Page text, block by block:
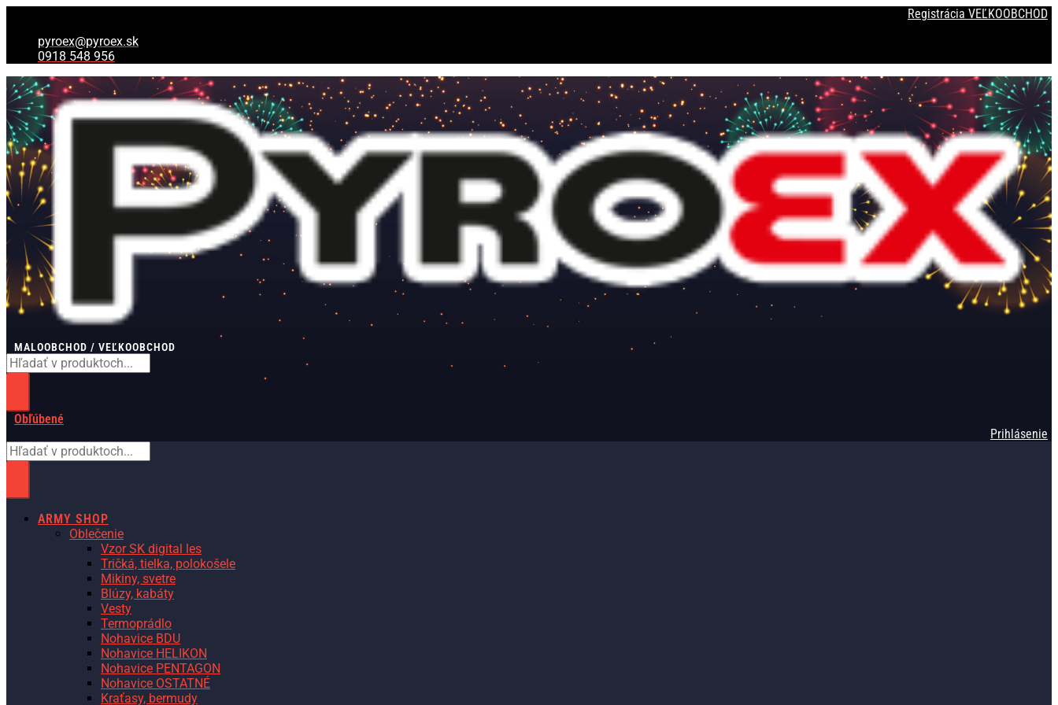
Preskočiť
obsah
Registrácia VEĽKOOBCHOD
pyroex@pyroex.sk
0918 548 956
MALOOBCHOD / VEĽKOOBCHOD
Products
Obľúbené
Prihlásenie
Products
ARMY SHOP
Oblečenie
Vzor SK digital les
Tričká, tielka, polokošele
Mikiny, svetre
Blúzy, kabáty
Vesty
Termoprádlo
Nohavice BDU
Nohavice HELIKON
Nohavice PENTAGON
Nohavice OSTATNÉ
Kraťasy, bermudy